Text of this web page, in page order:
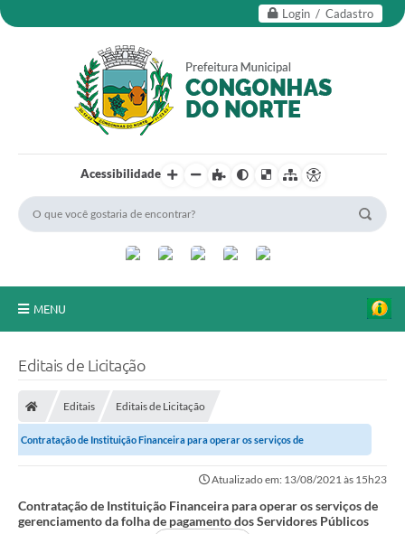
Login / Cadastro
Acessibilidade
MENU
Ouvidoria
Legislação
Carta de Serviços
Editais de Licitação
Editais Editais de Licitação
Contratação de Instituição Financeira para operar os serviços de
Atualizado em: 13/08/2021 às 15h23
Contratação de Instituição Financeira para operar os serviços de
gerenciamento da folha de pagamento dos Servidores Públicos